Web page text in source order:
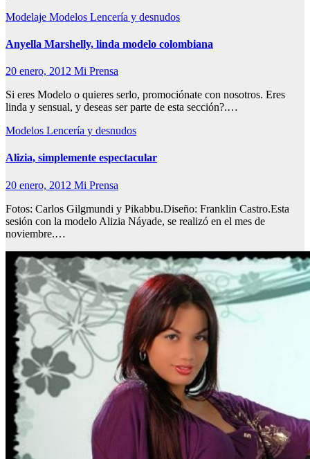
Modelaje Modelos Lencería y desnudos
Anyella Marshelly, linda modelo colombiana
20 enero, 2012 Mi Prensa
Si eres Modelo o quieres serlo, promociónate con nosotros. Eres
linda y sensual, y deseas ser parte de esta sección?.…
Modelos Lencería y desnudos
Alizia, simplemente espectacular
20 enero, 2012 Mi Prensa
Fotos: Carlos Gilgmundi y Pikabbu.Diseño: Franklin Castro.Esta
sesión con la modelo Alizia Náyade, se realizó en el mes de
noviembre.…